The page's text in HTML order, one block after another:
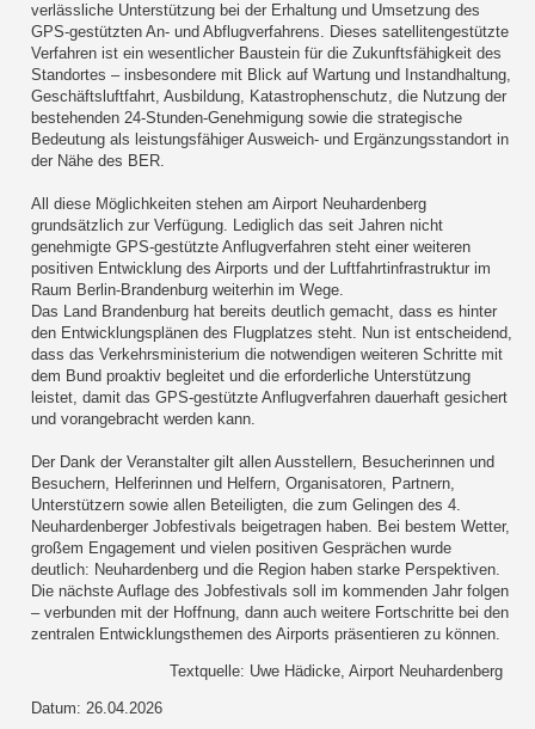
verlässliche Unterstützung bei der Erhaltung und Umsetzung des
GPS-gestützten An- und Abflugverfahrens. Dieses satellitengestützte
Verfahren ist ein wesentlicher Baustein für die Zukunftsfähigkeit des
Standortes – insbesondere mit Blick auf Wartung und Instandhaltung,
Geschäftsluftfahrt, Ausbildung, Katastrophenschutz, die Nutzung der
bestehenden 24-Stunden-Genehmigung sowie die strategische
Bedeutung als leistungsfähiger Ausweich- und Ergänzungsstandort in
der Nähe des BER.
All diese Möglichkeiten stehen am Airport Neuhardenberg
grundsätzlich zur Verfügung. Lediglich das seit Jahren nicht
genehmigte GPS-gestützte Anflugverfahren steht einer weiteren
positiven Entwicklung des Airports und der Luftfahrtinfrastruktur im
Raum Berlin-Brandenburg weiterhin im Wege.
Das Land Brandenburg hat bereits deutlich gemacht, dass es hinter
den Entwicklungsplänen des Flugplatzes steht. Nun ist entscheidend,
dass das Verkehrsministerium die notwendigen weiteren Schritte mit
dem Bund proaktiv begleitet und die erforderliche Unterstützung
leistet, damit das GPS-gestützte Anflugverfahren dauerhaft gesichert
und vorangebracht werden kann.
Der Dank der Veranstalter gilt allen Ausstellern, Besucherinnen und
Besuchern, Helferinnen und Helfern, Organisatoren, Partnern,
Unterstützern sowie allen Beteiligten, die zum Gelingen des 4.
Neuhardenberger Jobfestivals beigetragen haben. Bei bestem Wetter,
großem Engagement und vielen positiven Gesprächen wurde
deutlich: Neuhardenberg und die Region haben starke Perspektiven.
Die nächste Auflage des Jobfestivals soll im kommenden Jahr folgen
– verbunden mit der Hoffnung, dann auch weitere Fortschritte bei den
zentralen Entwicklungsthemen des Airports präsentieren zu können.
Textquelle: Uwe Hädicke, Airport Neuhardenberg
Datum: 26.04.2026